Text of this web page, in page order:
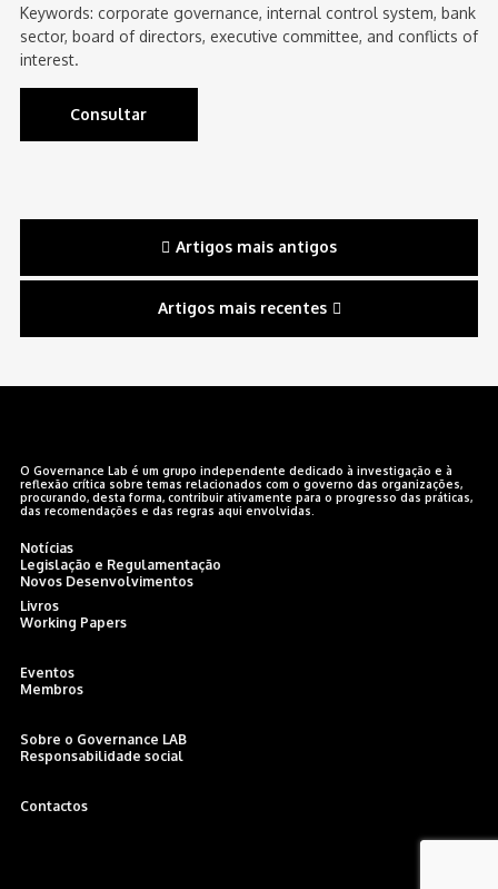
Keywords: corporate governance, internal control system, bank
sector, board of directors, executive committee, and conflicts of
interest.
Consultar
Navegação
de
Artigos mais antigos
Artigos mais recentes
O Governance Lab é um grupo independente dedicado à investigação e à
reflexão crítica sobre temas relacionados com o governo das organizações,
procurando, desta forma, contribuir ativamente para o progresso das práticas,
das recomendações e das regras aqui envolvidas.
Notícias
Legislação e Regulamentação
Novos Desenvolvimentos
Livros
Working Papers
Eventos
Membros
Sobre o Governance LAB
Responsabilidade social
Contactos